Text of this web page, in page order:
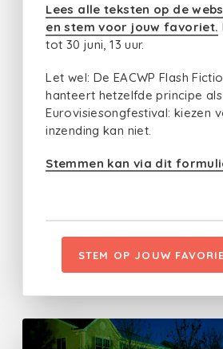
Lees alle teksten op de
en stem voor jouw favoriet.
tot 30 juni, 13 uur.
Let wel: De EACWP Flash
hanteert hetzelfde principe
Eurovisiesongfestival: kiezen
inzending kan niet.
Stemmen kan via dit
STEM OP JOUW